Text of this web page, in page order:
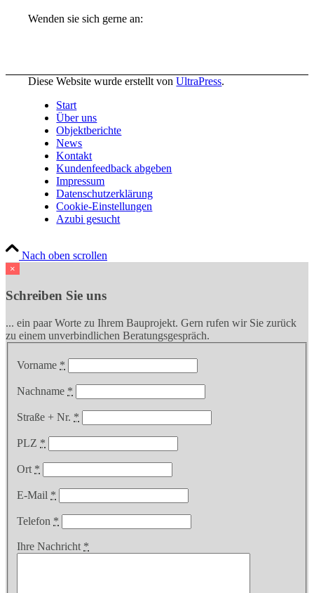
Wenden sie sich gerne an:
Diese Website wurde erstellt vonUltraPress.
Start
Über uns
Objektberichte
News
Kontakt
Kundenfeedback abgeben
Impressum
Datenschutzerklärung
Cookie-Einstellungen
Azubi gesucht
Nach oben scrollen
×
Schreiben Sie uns
... ein paar Worte zu Ihrem Bauprojekt. Gern rufen wir Sie zurück
zu einem unverbindlichen Beratungsgespräch.
Vorname *
Nachname *
Straße + Nr. *
PLZ *
Ort *
E-Mail *
Telefon *
Ihre Nachricht *